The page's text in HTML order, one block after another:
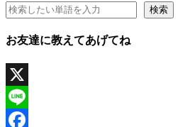
検索 検索
お友達に教えてあげてね
X
Line